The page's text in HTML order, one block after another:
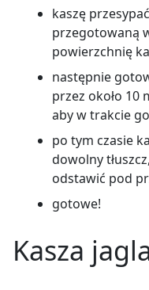
kaszę
przegotowaną
powierzchnię
następnie
przez około 10
aby w trakcie
po tym czasie
dowolny
odstawić pod
gotowe!
Kasza